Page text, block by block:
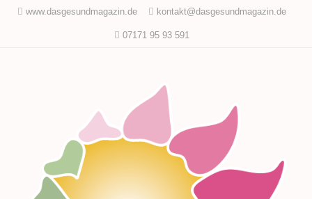
www.dasgesundmagazin.de kontakt@dasgesundmagazin.de
07171 95 93 591